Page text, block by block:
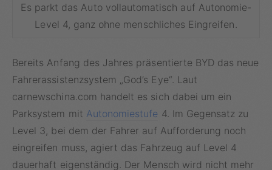
Es parkt das Auto vollautomatisch auf Autonomie-
Level 4, ganz ohne menschliches Eingreifen.
Bereits Anfang des Jahres präsentierte BYD das neue
Fahrerassistenzsystem „God’s Eye“. Laut
carnewschina.com handelt es sich dabei um ein
Parksystem mit Autonomiestufe 4. Im Gegensatz zu
Level 3, bei dem der Fahrer auf Aufforderung noch
eingreifen muss, agiert das Fahrzeug auf Level 4
dauerhaft eigenständig. Der Mensch wird nicht mehr